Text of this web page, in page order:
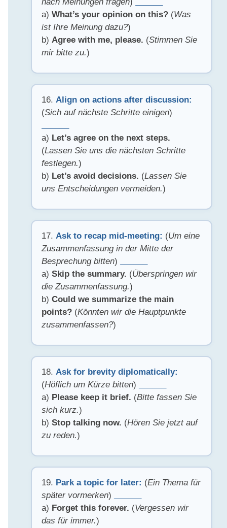
a)What’s your opinion on this? (Was
ist Ihre Meinung dazu?)
b)Agree with me, please. (Stimmen Sie
mir bitte zu.)
16.Align on actions after discussion:
(Sich auf nächste Schritte einigen)
a) Let’s agree on the next steps.
(Lassen Sie uns die nächsten Schritte
festlegen.)
b) Let’s avoid decisions. (Lassen Sie
uns Entscheidungen vermeiden.)
17.Ask to recap mid-meeting: (Um eine
Zusammenfassung in der Mitte der
Besprechung bitten)
a)Skip the summary. (Überspringen wir
die Zusammenfassung.)
b)Could we summarize the main
points? (Könnten wir die Hauptpunkte
zusammenfassen?)
18.Ask for brevity diplomatically:
(Höflich um Kürze bitten)
a) Please keep it brief. (Bitte fassen Sie
sich kurz.)
b)Stop talking now. (Hören Sie jetzt auf
zu reden.)
19. Park a topic for later: (Ein Thema für
später vormerken)
a) Forget this forever. (Vergessen wir
das für immer.)